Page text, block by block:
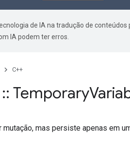
de IA na tradução de conteúdos
IA podem ter erros.
C++
:: Temporary
mas persiste apenas em